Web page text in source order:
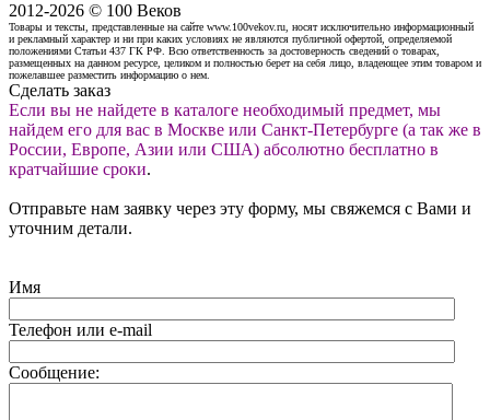
2012-2026 © 100 Веков
Товары и тексты, представленные на сайте www.100vekov.ru, носят исключительно информационный
и рекламный характер и ни при каких условиях не являются публичной офертой, определяемой
положениями Статьи 437 ГК РФ. Всю ответственность за достоверность сведений о товарах,
размещенных на данном ресурсе, целиком и полностью берет на себя лицо, владеющее этим товаром и
пожелавшее разместить информацию о нем.
Сделать заказ
Если вы не найдете в каталоге необходимый предмет, мы
найдем его для вас в Москве или Санкт-Петербурге (а так же в
России, Европе, Азии или США) абсолютно бесплатно в
кратчайшие сроки.
Отправьте нам заявку через эту форму, мы свяжемся с Вами и
уточним детали.
Имя
Телефон или e-mail
Сообщение: